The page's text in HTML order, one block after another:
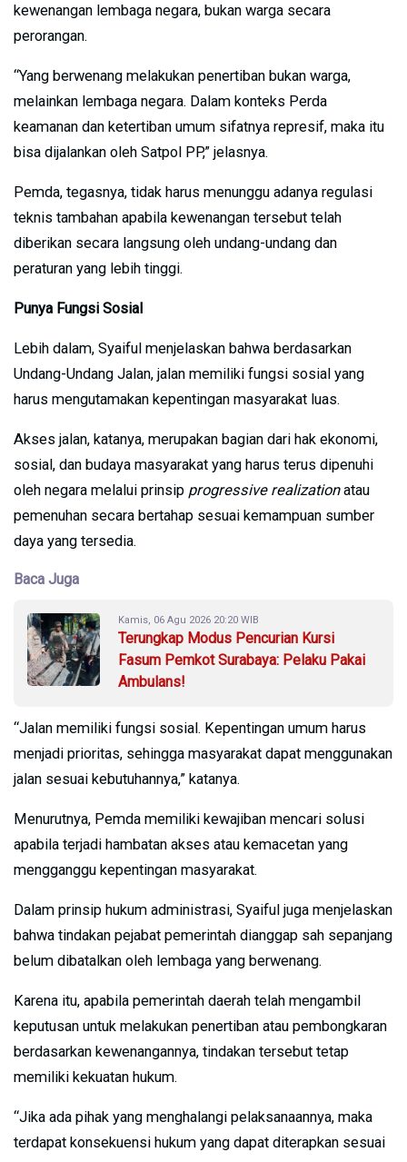
kewenangan lembaga negara, bukan warga secara
perorangan.
“Yang berwenang melakukan penertiban bukan warga,
melainkan lembaga negara. Dalam konteks Perda
keamanan dan ketertiban umum sifatnya represif, maka itu
bisa dijalankan oleh Satpol PP,” jelasnya.
Pemda, tegasnya, tidak harus menunggu adanya regulasi
teknis tambahan apabila kewenangan tersebut telah
diberikan secara langsung oleh undang-undang dan
peraturan yang lebih tinggi.
Punya Fungsi Sosial
Lebih dalam, Syaiful menjelaskan bahwa berdasarkan
Undang-Undang Jalan, jalan memiliki fungsi sosial yang
harus mengutamakan kepentingan masyarakat luas.
Akses jalan, katanya, merupakan bagian dari hak ekonomi,
sosial, dan budaya masyarakat yang harus terus dipenuhi
oleh negara melalui prinsip progressive realizationatau
pemenuhan secara bertahap sesuai kemampuan sumber
daya yang tersedia.
Baca Juga
Kamis, 06 Agu 2026 20:20 WIB
Terungkap Modus Pencurian Kursi
Fasum Pemkot Surabaya: Pelaku Pakai
Ambulans!
“Jalan memiliki fungsi sosial. Kepentingan umum harus
menjadi prioritas, sehingga masyarakat dapat menggunakan
jalan sesuai kebutuhannya,” katanya.
Menurutnya, Pemda memiliki kewajiban mencari solusi
apabila terjadi hambatan akses atau kemacetan yang
mengganggu kepentingan masyarakat.
Dalam prinsip hukum administrasi, Syaiful juga menjelaskan
bahwa tindakan pejabat pemerintah dianggap sah sepanjang
belum dibatalkan oleh lembaga yang berwenang.
Karena itu, apabila pemerintah daerah telah mengambil
keputusan untuk melakukan penertiban atau pembongkaran
berdasarkan kewenangannya, tindakan tersebut tetap
memiliki kekuatan hukum.
“Jika ada pihak yang menghalangi pelaksanaannya, maka
terdapat konsekuensi hukum yang dapat diterapkan sesuai